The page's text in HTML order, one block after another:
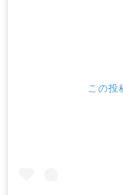
この投